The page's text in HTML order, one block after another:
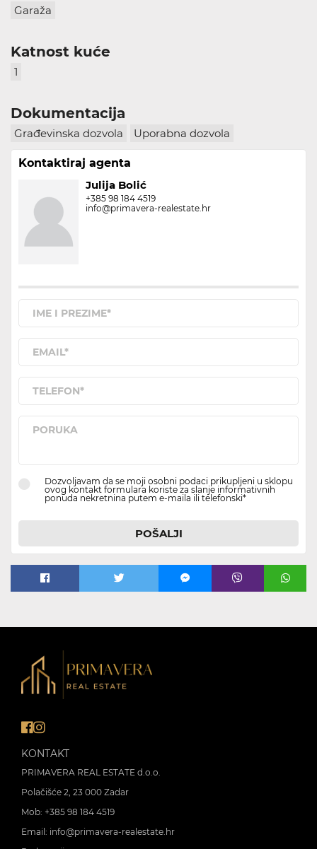
Garaža
Katnost kuće
1
Dokumentacija
Građevinska dozvola Uporabna dozvola
Kontaktiraj agenta
Julija Bolić
+385 98 184 4519
info@primavera-realestate.hr
Dozvoljavam da se moji osobni podaci prikupljeni u sklopu
ovog kontakt formulara koriste za slanje informativnih
ponuda nekretnina putem e-maila ili telefonski*
POŠALJI
KONTAKT
PRIMAVERA REAL ESTATE d.o.o.
Polačišće 2, 23 000 Zadar
Mob: +385 98 184 4519
Email: info@primavera-realestate.hr